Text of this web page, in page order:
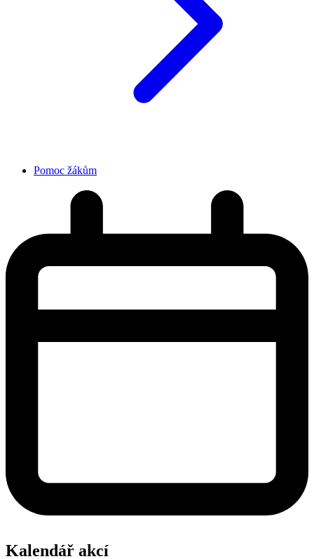
Pomoc žákům
Kalendář akcí